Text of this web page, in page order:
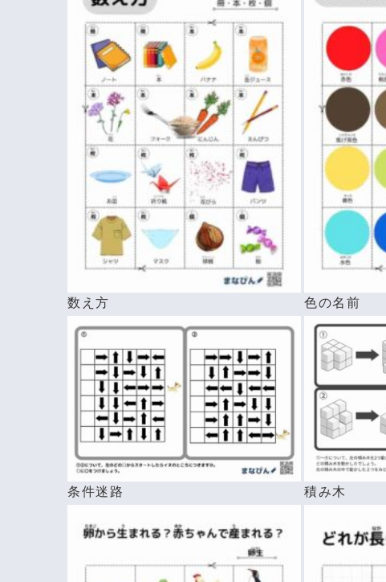
数え方 色の名前
条件迷路 積み木